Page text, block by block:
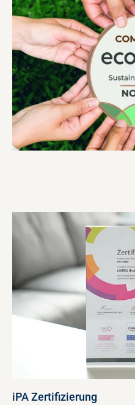
iPA Zertifizierung